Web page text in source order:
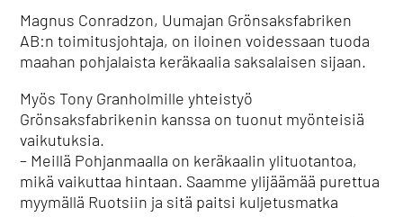
Magnus Conradzon, Uumajan Grönsaksfabriken
AB:n toimitusjohtaja, on iloinen voidessaan tuoda
maahan pohjalaista keräkaalia saksalaisen sijaan.
Myös Tony Granholmille yhteistyö
Grönsaksfabrikenin kanssa on tuonut myönteisiä
vaikutuksia.
– Meillä Pohjanmaalla on keräkaalin ylituotantoa,
mikä vaikuttaa hintaan. Saamme ylijäämää purettua
myymällä Ruotsiin ja sitä paitsi kuljetusmatka